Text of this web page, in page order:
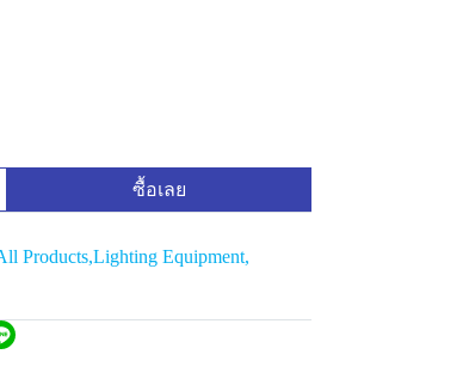
ซื้อเลย
Products,Lighting Equipment,